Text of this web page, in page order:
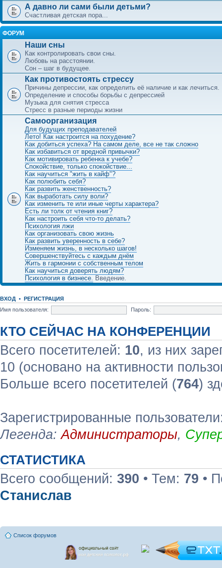
А давно ли сами были детьми?
Счастливая детская пора...
ФОРУМ
Наши сны
Как контролировать свои сны.
Любовь на расстоянии.
Сон – шаг в будущее.
Как противостоять стрессу
Причины депрессии, как определить её наличие и как лечиться.
Определение и способы борьбы с депрессией
Музыка для снятия стресса
Стресс в разные периоды жизни
Самоорганизация
Для будущих преподавателей
Лето! Как настроится на похудение?
Как добиться успеха? На самом деле, все не так сложно
Как избавиться от вредной привычки?
Как мотивировать ребенка к учебе?
Спокойствие, только спокойствие...
Как научиться "жить в кайф"?
Как полюбить себя?
Как развить женственность?
Как выработать силу воли?
Как изменить те или иные черты характера?
Есть ли толк от чтения книг?
Как настроить себя что-то делать?
Психология лжи
Как организовать свою жизнь
Как развить уверенность в себе?
Изменяем жизнь, в несколько шагов!
Совершенствуйтесь с каждым днём
Жить в гармонии с собственным телом
Как научиться доверять людям?
Психология в бизнесе. Введение.
ВХОД • РЕГИСТРАЦИЯ
Имя пользователя:
Пароль:
КТО СЕЙЧАС НА КОНФЕРЕНЦИИ
Всего посетителей: 10, из них
10 (основано на активности
Больше всего посетителей (764)
Зарегистрированные
Легенда:Администраторы,
СТАТИСТИКА
Всего сообщений: 390 • Тем: 79 •
Станислав
Список форумов